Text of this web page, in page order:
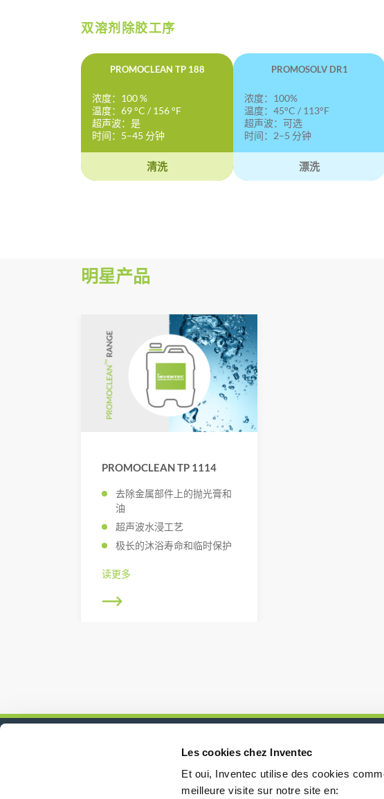
Les cookies chez Inventec
Et oui, Inventec utilise des cookies
meilleure visite sur notre site en:​
双溶剂除胶工序
PROMOCLEAN TP 188
浓度：100 %
温度：69 °C / 156 °F
超声波：是
时间：5–45 分钟
清洗
PROMOSOLV DR1
浓度：100%
温度：45°C / 113°F
超声波：可选
时间：2–5 分钟
漂洗
明星产品
PROMOCLEAN TP 1114
去除金属部件上的抛光膏和
油
超声波水浸工艺
极长的沐浴寿命和临时保护
读更多
新闻、服务、产品、..
与我们的时事通讯保持联系！